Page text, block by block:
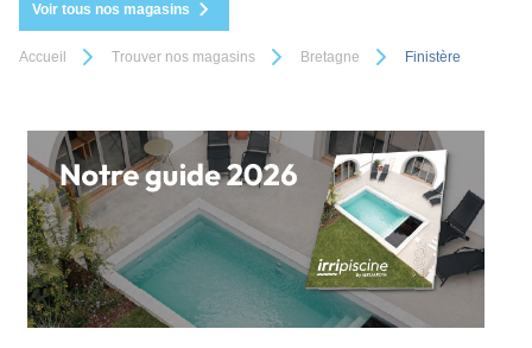
Voir tous nos magasins
Accueil Trouver nos magasins Bretagne Finistère